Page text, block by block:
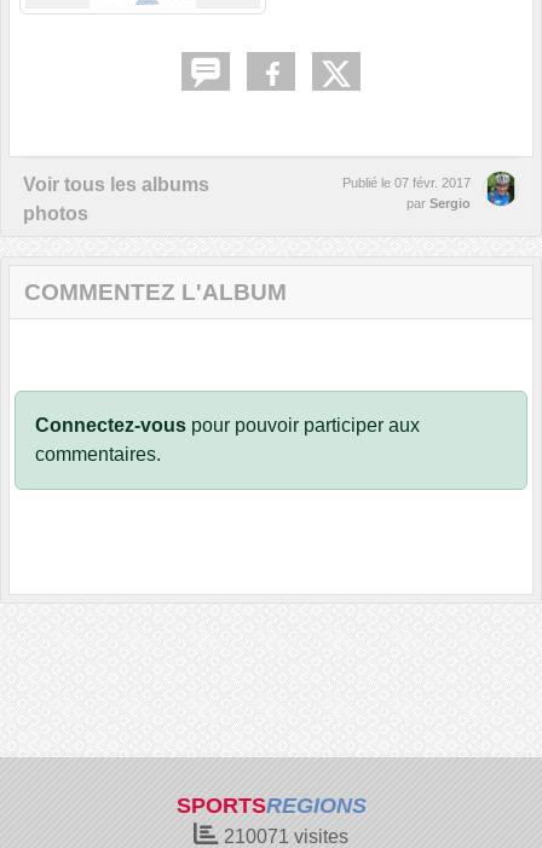
Voir tous les albums
photos
Publié le 07 févr. 2017
par Sergio
COMMENTEZ L'ALBUM
Connectez-vous pour pouvoir participer aux
commentaires.
SPORTSREGIONS
210071 visites